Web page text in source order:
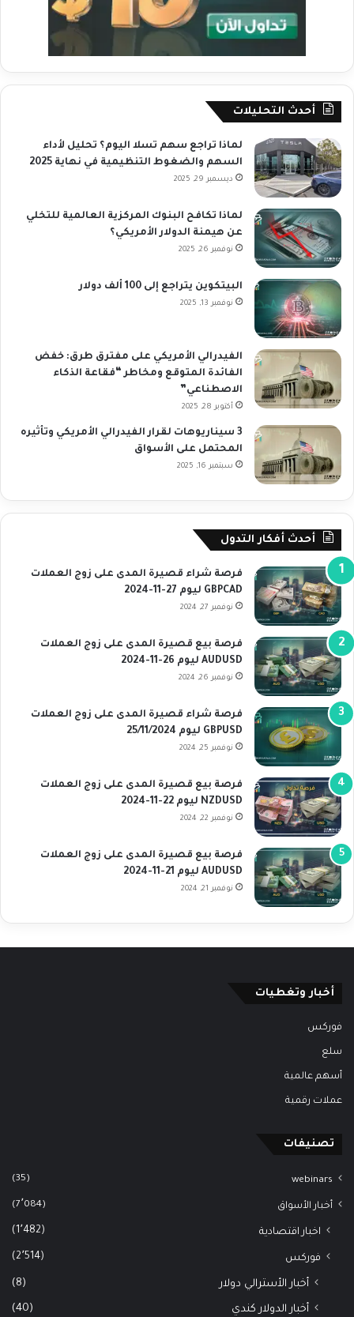
أحدث التحليلات
لماذا تراجع سهم تسلا اليوم؟ تحليل لأداء
السهم والضغوط التنظيمية في نهاية 2025
ديسمبر 29, 2025
لماذا تكافح البنوك المركزية العالمية للتخلي
عن هيمنة الدولار الأمريكي؟
نوفمبر 26, 2025
البيتكوين يتراجع إلى 100 ألف دولار
نوفمبر 13, 2025
الفيدرالي الأمريكي على مفترق طرق: خفض
الفائدة المتوقع ومخاطر “فقاعة الذكاء
الاصطناعي”
أكتوبر 28, 2025
3 سيناريوهات لقرار الفيدرالي الأمريكي وتأثيره
المحتمل على الأسواق
سبتمبر 16, 2025
أحدث أفكار التدول
فرصة شراء قصيرة المدى على زوج العملات
GBPCAD ليوم 27-11-2024
نوفمبر 27, 2024
فرصة بيع قصيرة المدى على زوج العملات
AUDUSD ليوم 26-11-2024
نوفمبر 26, 2024
فرصة شراء قصيرة المدى على زوج العملات
GBPUSD ليوم 25/11/2024
نوفمبر 25, 2024
فرصة بيع قصيرة المدى على زوج العملات
NZDUSD ليوم 22-11-2024
نوفمبر 22, 2024
فرصة بيع قصيرة المدى على زوج العملات
AUDUSD ليوم 21-11-2024
نوفمبر 21, 2024
أخبار وتغطيات
فوركس
سلع
أسهم عالمية
عملات رقمية
تصنيفات
webinars
(35)
أخبار الأسواق (7٬084)
اخبار اقتصادية (1٬482)
فوركس (2٬514)
أخبار الأسترالي دولار (8)
أخبار الدولار كندي (40)